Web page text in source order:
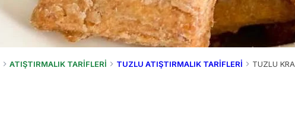
ATIŞTIRMALIK TARİFLERİ TUZLU ATIŞTIRMALIK TARİFLERİ TUZLU